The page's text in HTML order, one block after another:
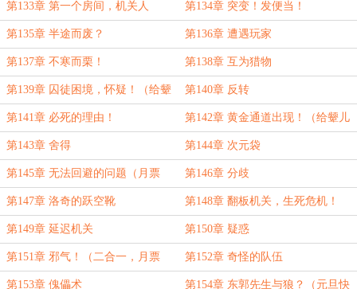
第133章 第一个房间，机关人 第134章 突变！发便当！
第135章 半途而废？ 第136章 遭遇玩家
第137章 不寒而栗！ 第138章 互为猎物
第139章 囚徒困境，怀疑！（给颦
儿大老婆的和氏璧加更！）
第140章 反转
第141章 必死的理由！ 第142章 黄金通道出现！（给颦儿
大老婆的和氏璧加更！）
第143章 舍得 第144章 次元袋
第145章 无法回避的问题（月票
30+）
第146章 分歧
第147章 洛奇的跃空靴 第148章 翻板机关，生死危机！
第149章 延迟机关 第150章 疑惑
第151章 邪气！（二合一，月票
60+）
第152章 奇怪的队伍
第153章 傀儡术 第154章 东郭先生与狼？（元旦快